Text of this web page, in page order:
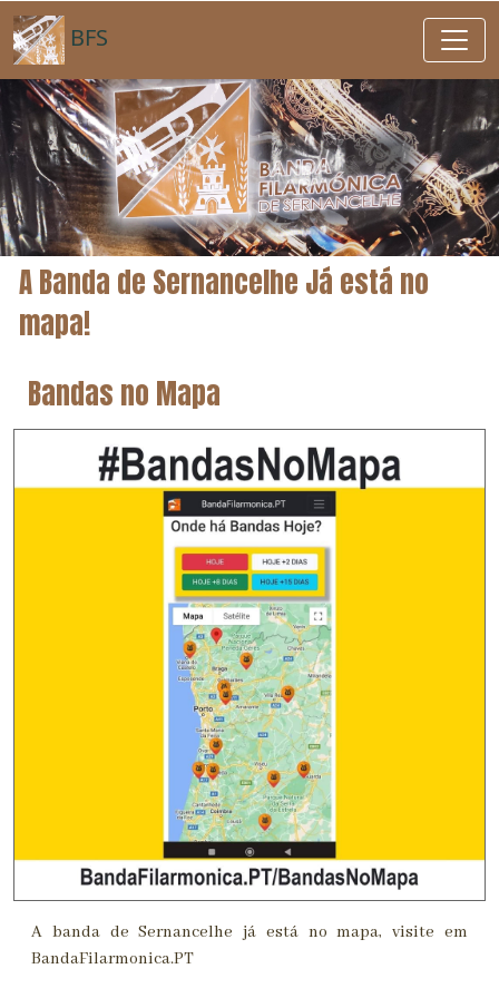
BFS
A Banda de Sernancelhe Já está no
mapa!
Bandas no Mapa
A banda de Sernancelhe já está no mapa, visite em
BandaFilarmonica.PT